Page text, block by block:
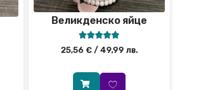
Великденско яйце

25,56 €/ 49,99 лв.